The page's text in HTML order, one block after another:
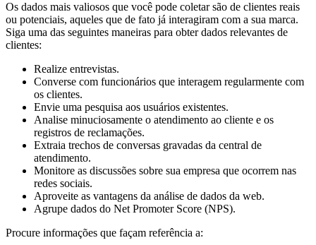
Os dados mais valiosos que você pode coletar são de clientes reais
ou potenciais, aqueles que de fato já interagiram com a sua marca.
Siga uma das seguintes maneiras para obter dados relevantes de
clientes:
Realize entrevistas.
Converse com funcionários que interagem regularmente com
os clientes.
Envie uma pesquisa aos usuários existentes.
Analise minuciosamente o atendimento ao cliente e os
registros de reclamações.
Extraia trechos de conversas gravadas da central de
atendimento.
Monitore as discussões sobre sua empresa que ocorrem nas
redes sociais.
Aproveite as vantagens da análise de dados da web.
Agrupe dados do Net Promoter Score (NPS).
Procure informações que façam referência a: